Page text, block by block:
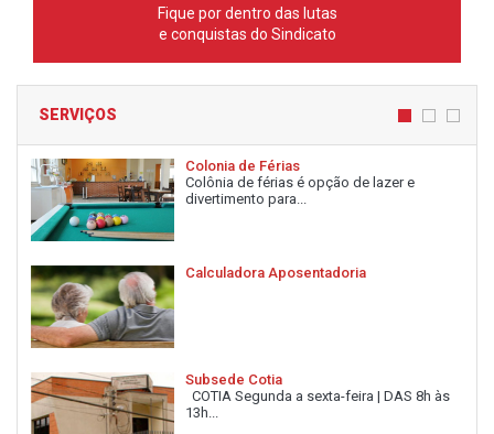
Fique por dentro das lutas
e conquistas do Sindicato
SERVIÇOS
Colonia de Férias
Colônia de férias é opção de lazer e
divertimento para...
Calculadora Aposentadoria
Subsede Cotia
COTIA Segunda a sexta-feira | DAS 8h às
13h...